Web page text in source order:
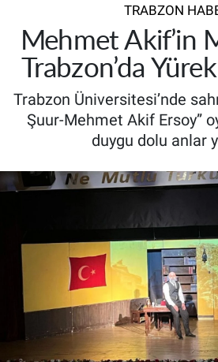
TRABZON
Mehmet Akif’in
Trabzon’da
Trabzon Üniversitesi’nde
Şuur-Mehmet Akif Ersoy”
duygu dolu anlar
Resmi Reklam
Yazarlar
Perde Arkası
Süper Lig Puan Durumu ve
Tüm Manşetler
Son Dakika Haberleri
Haber Arşivi